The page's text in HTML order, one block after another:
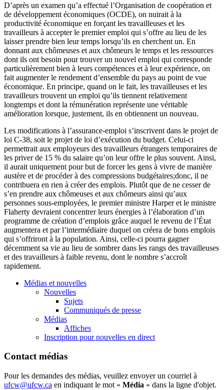
D’après un examen qu’a effectué l’Organisation de coopération et
de développement économiques (OCDE), on nuirait à la
productivité économique en forçant les travailleuses et les
travailleurs à accepterle premieremploi qui s’offre au lieu de les
laisser prendre bien leurtemps lorsqu’ils en cherchent un. En
donnant aux chômeuses et aux chômeurs le temps et les ressources
dont ils ont besoin pourtrouverun nouvel emploi qui corresponde
particulièrement bien à leurs compétences et à leur expérience, on
fait augmenterle rendement d’ensemble du pays au point de vue
économique. En principe, quand on le fait, les travailleuses et les
travailleurs trouvent un emploi qu’ils tiennent relativement
longtemps et dont la rémunération représente une véritable
amélioration lorsque, justement, ils en obtiennent un nouveau.
Les modifications à l’assurance-emploi s’inscrivent dans le projet de
loi C-38, soit le projet de loi d’exécution du budget. Celui-ci
permettrait aux employeurs des travailleurs étrangers temporaires de
les priverde 15 % du salaire qu’on leur offre le plus souvent. Ainsi,
il aurait uniquement pour but de forcer les gens à vivre de manière
austère et de procéder à des compressions budgétaires;donc, il ne
contribuera en rien à créerdes emplois. Plutôt que de ne cesserde
s’en prendre aux chômeuses et aux chômeurs ainsi qu’aux
personnes sous-employées, le premierministre Harper et le ministre
Flaherty devraient concentrer leurs énergies à l’élaboration d’un
programme de création d’emplois grâce auquel le revenu de l’État
augmentera et parl’intermédiaire duquel on créera de bons emplois
qui s’offriront à la population. Ainsi, celle-ci pourra gagner
décemment sa vie au lieu de sombrer dans les rangs des travailleuses
et des travailleurs à faible revenu, dont le nombre s’accroît
rapidement.
Médias et nouvelles
Nouvelles
Sujets
Communiqués de presse
Médias
Affiches
Inscription pour nouvelles en direct
Contact médias
Pour les demandes des médias, veuillez envoyer un courriel à
ufcw@ufcw.ca en indiquant le mot « Média » dans la ligne d'objet.